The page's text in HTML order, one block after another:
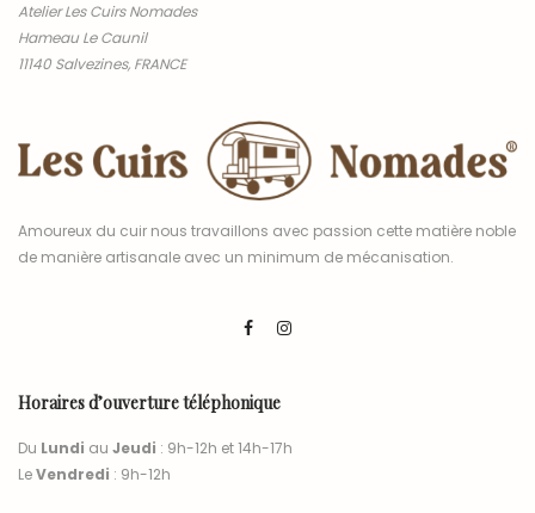
Atelier Les Cuirs Nomades
Hameau Le Caunil
11140 Salvezines, FRANCE
Amoureux du cuir nous travaillons avec passion cette matière noble
de manière artisanale avec un minimum de mécanisation.
Horaires d’ouverture téléphonique
Du Lundi au Jeudi : 9h-12h et 14h-17h
LeVendredi : 9h-12h